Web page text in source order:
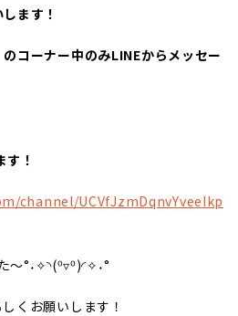
ます！
コーナー中のみLINEからメッセー
！
channel/UCVfJzmDqnvYveeIkp
°˖✧◝(⁰▿⁰)◜✧˖°
くお願いします！